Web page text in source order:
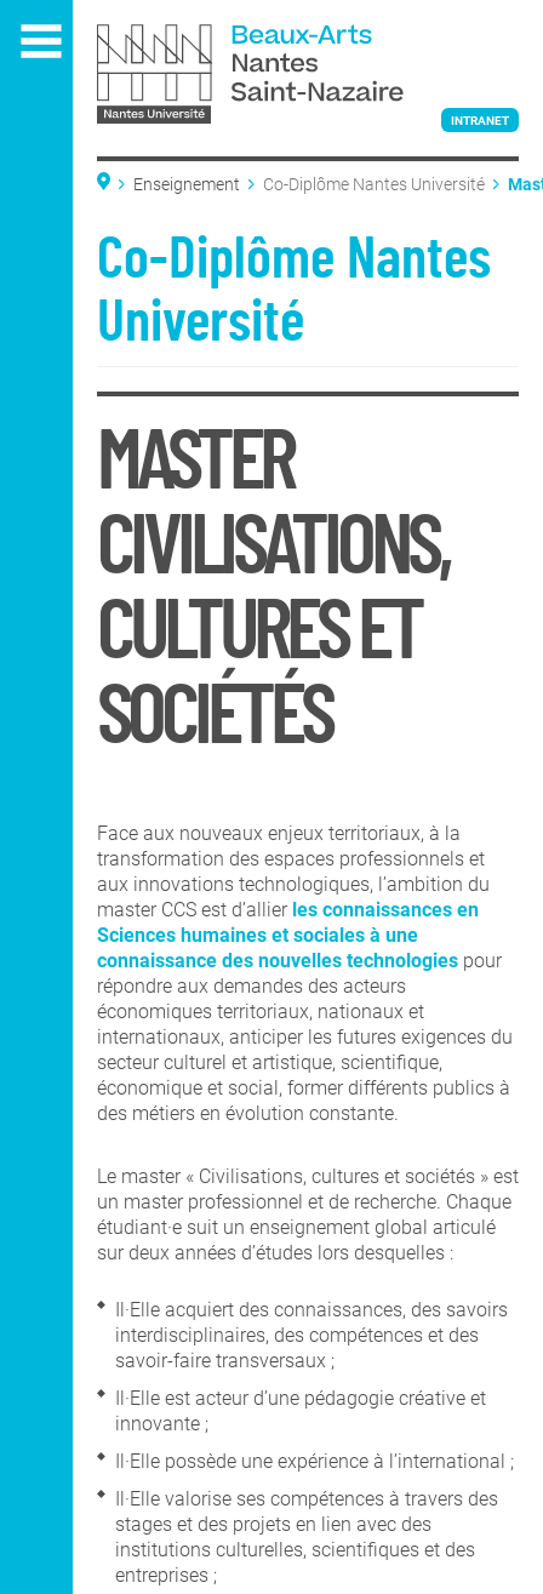
contenu
L'ÉCOLE
ENSEIGNEMENT
Admissions
DNA Art
DNSEP Art
Co-Diplôme Nantes
Recherche
Admissions
Classe préparatoire
nationale
DNA Art mention
Territoires, Paysages,
INTERNATIONAL
OPEN SCHOOL
CONTACTS
INTRANET
Enseignement Co-Diplôme Nantes Université
Co-Diplôme Nantes
Université
MASTER
CIVILISATIONS,
CULTURES ET
SOCIÉTÉS
Face aux nouveaux enjeux territoriaux, à la
transformation des espaces professionnels et
aux innovations technologiques, l’ambition du
master CCS est d’allier les connaissances en
Sciences humaines et sociales à une
connaissance des nouvelles technologies pour
répondre aux demandes des acteurs
économiques territoriaux, nationaux et
internationaux, anticiper les futures exigences du
secteur culturel et artistique, scientifique,
économique et social, former différents publics à
des métiers en évolution constante.
Le master « Civilisations, cultures et sociétés » est
un master professionnel et de recherche. Chaque
étudiant·e suit un enseignement global articulé
sur deux années d’études lors desquelles :
Il·Elle acquiert des connaissances, des savoirs
interdisciplinaires, des compétences et des
savoir-faire transversaux ;
Il·Elle est acteur d’une pédagogie créative et
innovante ;
Il·Elle possède une expérience à l’international ;
Il·Elle valorise ses compétences à travers des
stages et des projets en lien avec des
institutions culturelles, scientifiques et des
entreprises ;